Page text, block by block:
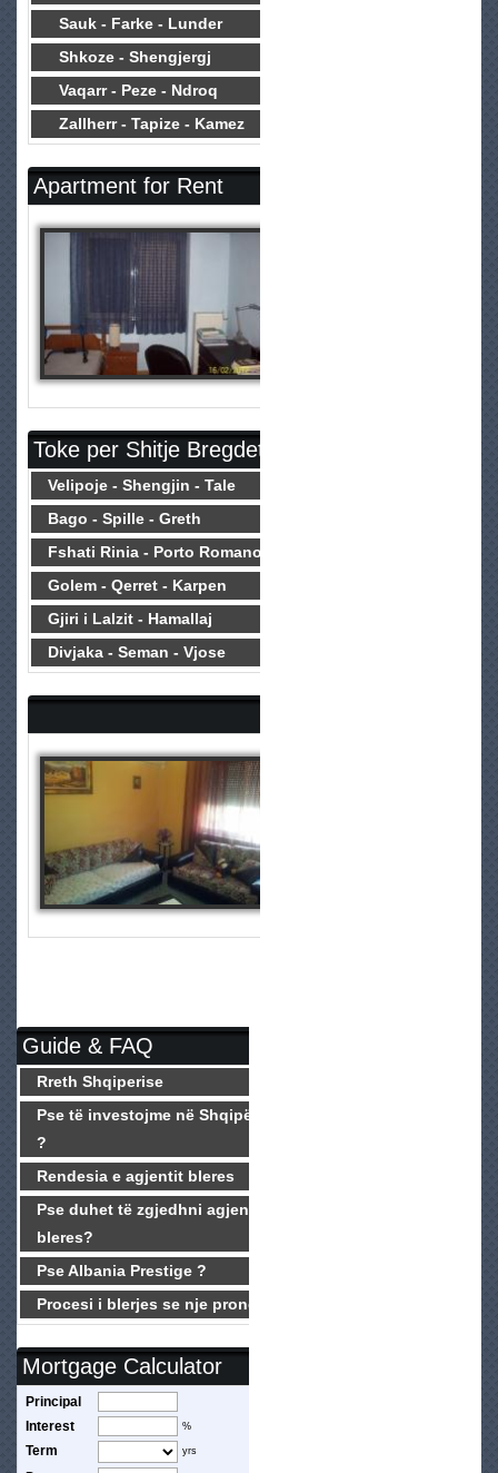
Sauk - Farke - Lunder
Shkoze - Shengjergj
Vaqarr - Peze - Ndroq
Zallherr - Tapize - Kamez
Apartment for Rent
Toke per Shitje Bregdet
Velipoje - Shengjin - Tale
Bago - Spille - Greth
Fshati Rinia - Porto Romano
Golem - Qerret - Karpen
Gjiri i Lalzit - Hamallaj
Divjaka - Seman - Vjose
Guide & FAQ
Rreth Shqiperise
Pse të investojme në Shqipëri
?
Rendesia e agjentit bleres
Pse duhet të zgjedhni agjentin
bleres?
Pse Albania Prestige ?
Procesi i blerjes se nje prone
Mortgage Calculator
Principal
Interest
%
Term yrs